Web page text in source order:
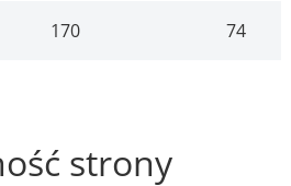
170 74
strony